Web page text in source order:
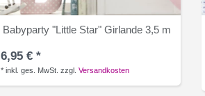
Babyparty "Little Star" Girlande 3,5 m
6,95 € *
*inkl. ges. MwSt. zzgl.Versandkosten